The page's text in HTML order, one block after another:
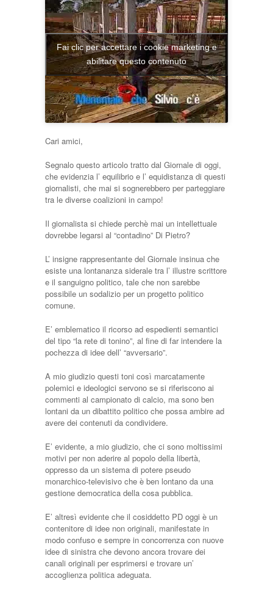
Fai clic per accettare i cookie marketing e
abilitare questo contenuto
Cari amici,
Segnalo questo articolo tratto dal Giornale di oggi,
che evidenzia l’ equilibrio e l’ equidistanza di questi
giornalisti, che mai si sognerebbero per parteggiare
tra le diverse coalizioni in campo!
Il giornalista si chiede perchè mai un intellettuale
dovrebbe legarsi al “contadino” Di Pietro?
L’ insigne rappresentante del Giornale insinua che
esiste una lontananza siderale tra l’ illustre scrittore
e il sanguigno politico, tale che non sarebbe
possibile un sodalizio per un progetto politico
comune.
E’ emblematico il ricorso ad espedienti semantici
del tipo “la rete di tonino”, al fine di far intendere la
pochezza di idee dell’ “avversario”.
A mio giudizio questi toni così marcatamente
polemici e ideologici servono se si riferiscono ai
commenti al campionato di calcio, ma sono ben
lontani da un dibattito politico che possa ambire ad
avere dei contenuti da condividere.
E’ evidente, a mio giudizio, che ci sono moltissimi
motivi per non aderire al popolo della libertà,
oppresso da un sistema di potere pseudo
monarchico-televisivo che è ben lontano da una
gestione democratica della cosa pubblica.
E’ altresì evidente che il cosiddetto PD oggi è un
contenitore di idee non originali, manifestate in
modo confuso e sempre in concorrenza con nuove
idee di sinistra che devono ancora trovare dei
canali originali per esprimersi e trovare un’
accoglienza politica adeguata.